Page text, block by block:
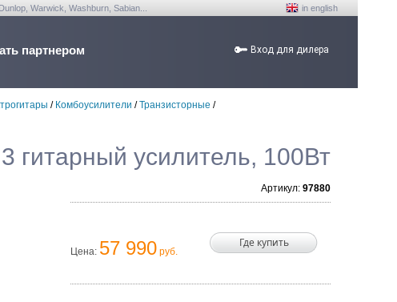
Warwick, Washburn, Sabian... in english
партнером Вход для дилера
/ Комбоусилители /Транзисторные /
гитарный усилитель, 100Вт
Артикул: 97880
Цена: 57 990 руб.
Где купить